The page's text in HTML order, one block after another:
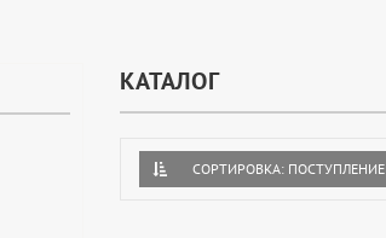
КАТАЛОГ
СОРТИРОВКА: ПОСТУПЛЕНИЕ